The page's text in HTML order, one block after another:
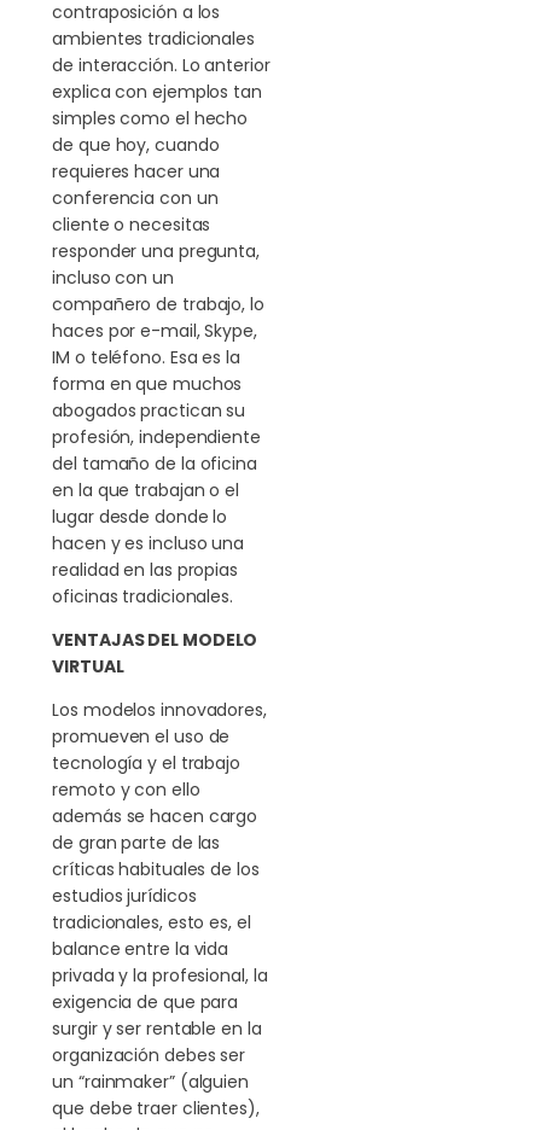
contraposición a los
ambientes tradicionales
de interacción. Lo anterior
explica con ejemplos tan
simples como el hecho
de que hoy, cuando
requieres hacer una
conferencia con un
cliente o necesitas
responder una pregunta,
incluso con un
compañero de trabajo, lo
haces por e-mail, Skype,
IM o teléfono. Esa es la
forma en que muchos
abogados practican su
profesión, independiente
del tamaño de la oficina
en la que trabajan o el
lugar desde donde lo
hacen y es incluso una
realidad en las propias
oficinas tradicionales.
VENTAJAS DEL MODELO
VIRTUAL
Los modelos innovadores,
promueven el uso de
tecnología y el trabajo
remoto y con ello
además se hacen cargo
de gran parte de las
críticas habituales de los
estudios jurídicos
tradicionales, esto es, el
balance entre la vida
privada y la profesional, la
exigencia de que para
surgir y ser rentable en la
organización debes ser
un “rainmaker” (alguien
que debe traer clientes),